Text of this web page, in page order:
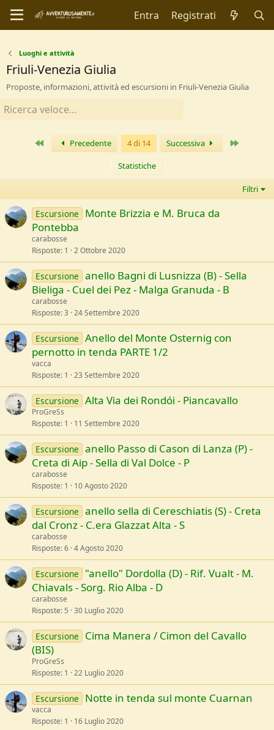
Entra Registrati
Luoghi e attività
Friuli-Venezia Giulia
Proposte, informazioni, attività ed escursioni in Friuli-Venezia Giulia
Primo Precedente 4 di 14 Successiva
Statistiche
Filtri
Escursione
Monte Brizzia e M. Bruca da
Pontebba
carabosse
Risposte 1 2 Ottobre 2020
Escursione anello Bagni di Lusnizza (B) - Sella
Bieliga - Cuel dei Pez - Malga Granuda - B
carabosse
Risposte 3 24 Settembre 2020
Escursione Anello del Monte Osternig con
pernotto in tenda PARTE 1/2
vacca
Risposte 1 23 Settembre 2020
Escursione Alta Via dei Rondói - Piancavallo
ProGreSs
Risposte 1 11 Settembre 2020
Escursione anello Passo di Cason di Lanza (P) -
Creta di Aip - Sella di Val Dolce - P
carabosse
Risposte 1 10 Agosto 2020
Escursione anello sella di Cereschiatis (S) - Creta
dal Cronz - C.era Glazzat Alta - S
carabosse
Risposte 6 4 Agosto 2020
Escursione
"anello" Dordolla (D) - Rif. Vualt - M.
Chiavals - Sorg. Rio Alba - D
carabosse
Risposte 5 30 Luglio 2020
Escursione
Cima Manera / Cimon del Cavallo
(BIS)
ProGreSs
Risposte 1 22 Luglio 2020
Escursione Notte in tenda sul monte Cuarnan
vacca
Risposte 1 16 Luglio 2020